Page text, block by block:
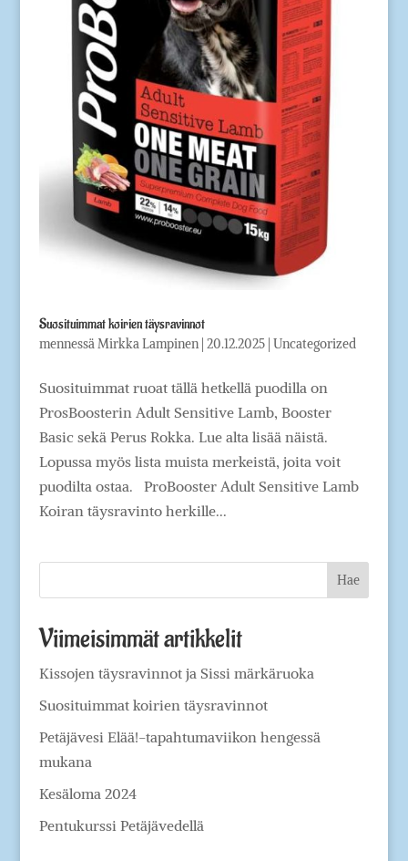
Suosituimmat koirien täysravinnot
mennessäMirkka Lampinen| 20.12.2025| Uncategorized
Suosituimmat ruoat tällä hetkellä puodilla on
ProsBoosterin Adult Sensitive Lamb, Booster
Basic sekä Perus Rokka. Lue alta lisää näistä.
Lopussa myös lista muista merkeistä, joita voit
puodilta ostaa. ProBooster Adult Sensitive Lamb
Koiran täysravinto herkille...
Viimeisimmät artikkelit
Kissojen täysravinnot ja Sissi märkäruoka
Suosituimmat koirien täysravinnot
Petäjävesi Elää!-tapahtumaviikon hengessä
mukana
Kesäloma 2024
Pentukurssi Petäjävedellä